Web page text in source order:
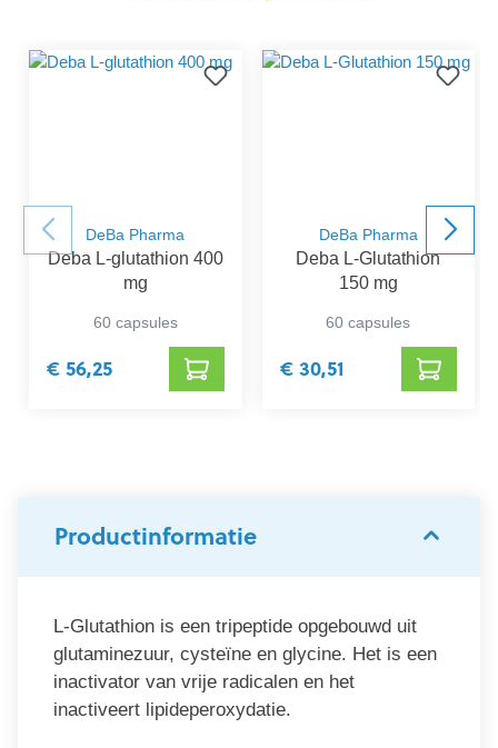
DeBa Pharma
Deba L-glutathion 400
mg
60 capsules
€ 56,25
DeBa Pharma
Deba L-Glutathion
150 mg
60 capsules
€ 30,51
Productinformatie
L-Glutathion is een tripeptide opgebouwd uit
glutaminezuur, cysteïne en glycine. Het is een
inactivator van vrije radicalen en het
inactiveert lipideperoxydatie.